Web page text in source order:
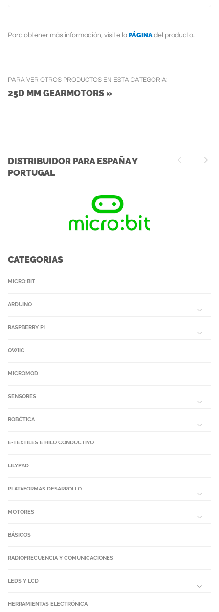
Para obtener más información, visite la PÁGINA del producto.
PARA VER OTROS PRODUCTOS EN ESTA CATEGORIA:
25D MM GEARMOTORS »
DISTRIBUIDOR PARA ESPAÑA Y
PORTUGAL
CATEGORIAS
MICRO:BIT
ARDUINO
RASPBERRY PI
QWIIC
MICROMOD
SENSORES
ROBÓTICA
E-TEXTILES E HILO CONDUCTIVO
LILYPAD
PLATAFORMAS DESARROLLO
MOTORES
BÁSICOS
RADIOFRECUENCIA Y COMUNICACIONES
LEDS Y LCD
HERRAMIENTAS ELECTRÓNICA